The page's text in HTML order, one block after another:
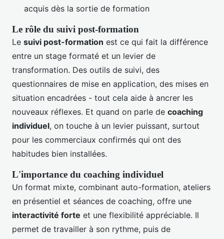
acquis dès la sortie de formation
Le rôle du suivi post-formation
Le suivi post-formation est ce qui fait la différence
entre un stage formaté et un levier de
transformation. Des outils de suivi, des
questionnaires de mise en application, des mises en
situation encadrées - tout cela aide à ancrer les
nouveaux réflexes. Et quand on parle de coaching
individuel, on touche à un levier puissant, surtout
pour les commerciaux confirmés qui ont des
habitudes bien installées.
L'importance du coaching individuel
Un format mixte, combinant auto-formation, ateliers
en présentiel et séances de coaching, offre une
interactivité forte et une flexibilité appréciable. Il
permet de travailler à son rythme, puis de